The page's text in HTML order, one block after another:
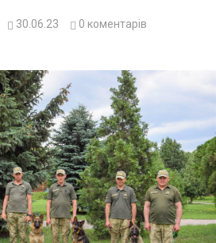
30.06.23 0 коментарів